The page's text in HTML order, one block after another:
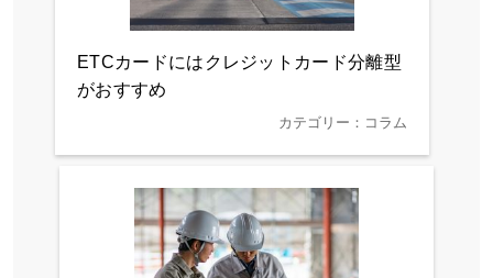
ETCカードにはクレジットカード分離型
がおすすめ
カテゴリー：コラム